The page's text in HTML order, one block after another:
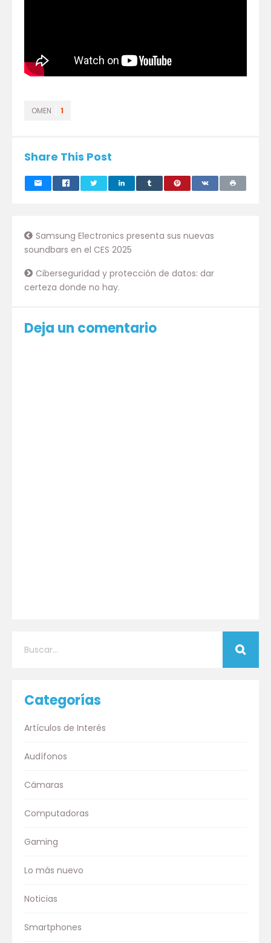
OMEN 1
Share This Post
Samsung Electronics presenta sus nuevas
soundbars en el CES 2025
Ciberseguridad y protección de datos: dar
certeza donde no hay.
Deja un comentario
Categorías
Artículos de Interés
Audífonos
Cámaras
Computadoras
Gaming
Lo más nuevo
Noticias
Smartphones